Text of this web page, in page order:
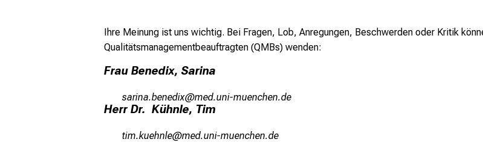
Ihre Meinung ist uns wichtig. Bei Fragen, Lob, Anregungen, Beschwerden oder Kritik
Qualitätsmanagementbeauftragten (QMBs) wenden:
Frau Benedix, Sarina
cgplug jiuimlƒ vim ful_vfiuyziu-mi
Herr Dr. Kühnle, Tim
blveofizuäi vim ful_vfiuyziu mi